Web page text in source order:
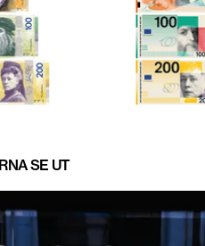
SE UT